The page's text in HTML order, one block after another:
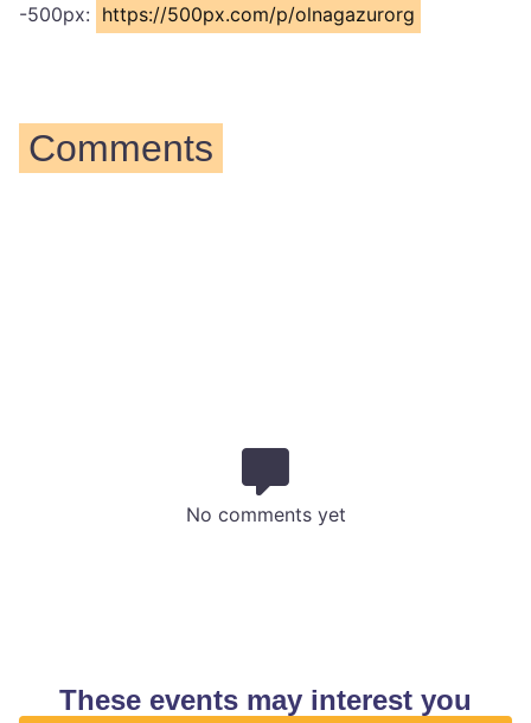
-500px: https://500px.com/p/olnagazurorg
Comments
No comments yet
These events may interest you